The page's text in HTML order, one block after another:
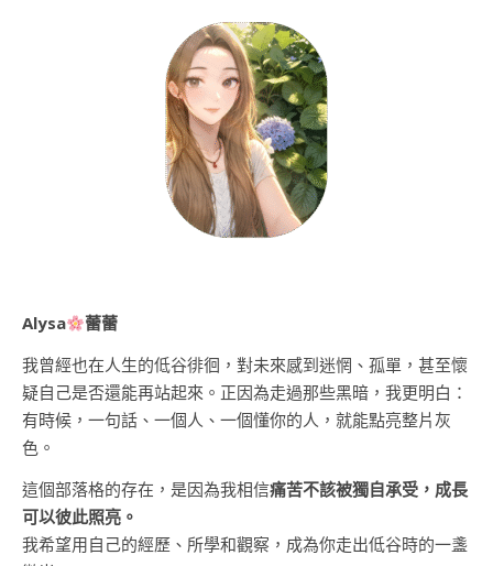
Alysa
蕾蕾
我曾經也在人生的低谷徘徊，對未來感到迷惘、孤單，甚至懷
疑自己是否還能再站起來。正因為走過那些黑暗，我更明白：
有時候，一句話、一個人、一個懂你的人，就能點亮整片灰
色。
這個部落格的存在，是因為我相信痛苦不該被獨自承受，成長
可以彼此照亮。
我希望用自己的經歷、所學和觀察，成為你走出低谷時的一盞